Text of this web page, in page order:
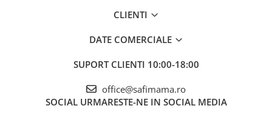
CLIENTI
DATE COMERCIALE
SUPORT CLIENTI 10:00-18:00
office@safimama.ro
SOCIAL URMARESTE-NE IN SOCIAL MEDIA